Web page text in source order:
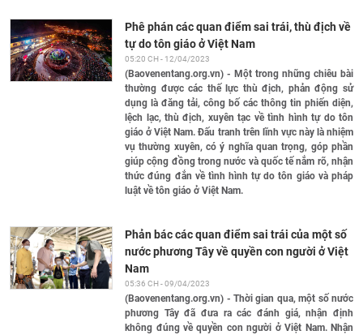
Phê phán các quan điểm sai trái, thù địch về
tự do tôn giáo ở Việt Nam
05:20 CH - 12/04/2023
(Baovenentang.org.vn) - Một trong những chiêu bài
thường được các thế lực thù địch, phản động sử
dụng là đăng tải, công bố các thông tin phiến diện,
lệch lạc, thù địch, xuyên tạc về tình hình tự do tôn
giáo ở Việt Nam. Đấu tranh trên lĩnh vực này là nhiệm
vụ thường xuyên, có ý nghĩa quan trọng, góp phần
giúp cộng đồng trong nước và quốc tế nắm rõ, nhận
thức đúng đắn về tình hình tự do tôn giáo và pháp
luật về tôn giáo ở Việt Nam.
Phản bác các quan điểm sai trái của một số
nước phương Tây về quyền con người ở Việt
Nam
05:36 CH - 09/04/2023
(Baovenentang.org.vn) - Thời gian qua, một số nước
phương Tây đã đưa ra các đánh giá, nhận định
không đúng về quyền con người ở Việt Nam. Nhận